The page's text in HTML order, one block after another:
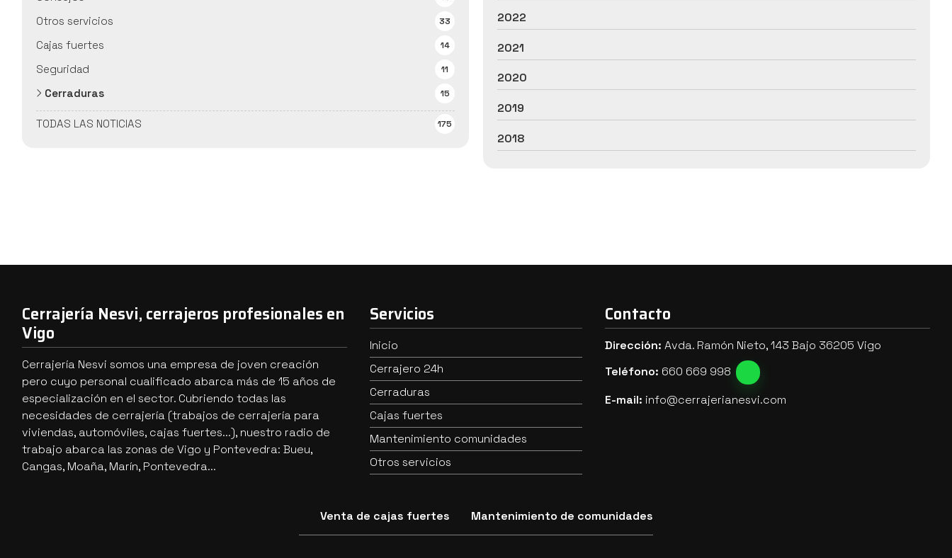
TODAS LAS NOTICIAS 175
Otros servicios 33
Cajas fuertes 14
Seguridad 11
Cerraduras 15
2022
2021
2020
2019
2018
Cerrajería Nesvi, cerrajeros profesionales en
Vigo
Cerrajería Nesvi somos una empresa de joven creación
pero cuyo personal cualificado abarca más de 15 años de
especialización en el sector. Cubriendo todas las
necesidades de cerrajería (trabajos de cerrajería para
viviendas, automóviles, cajas fuertes...), nuestro radio de
trabajo abarca las zonas de Vigo y Pontevedra: Bueu,
Cangas, Moaña, Marín, Pontevedra...
Servicios
Inicio
Cerrajero 24h
Cerraduras
Cajas fuertes
Mantenimiento comunidades
Otros servicios
Contacto
Dirección: Avda. Ramón Nieto, 143 Bajo 36205 Vigo
Teléfono: 660 669 998
E-mail: info@cerrajerianesvi.com
Venta de cajas fuertes Mantenimiento de comunidades